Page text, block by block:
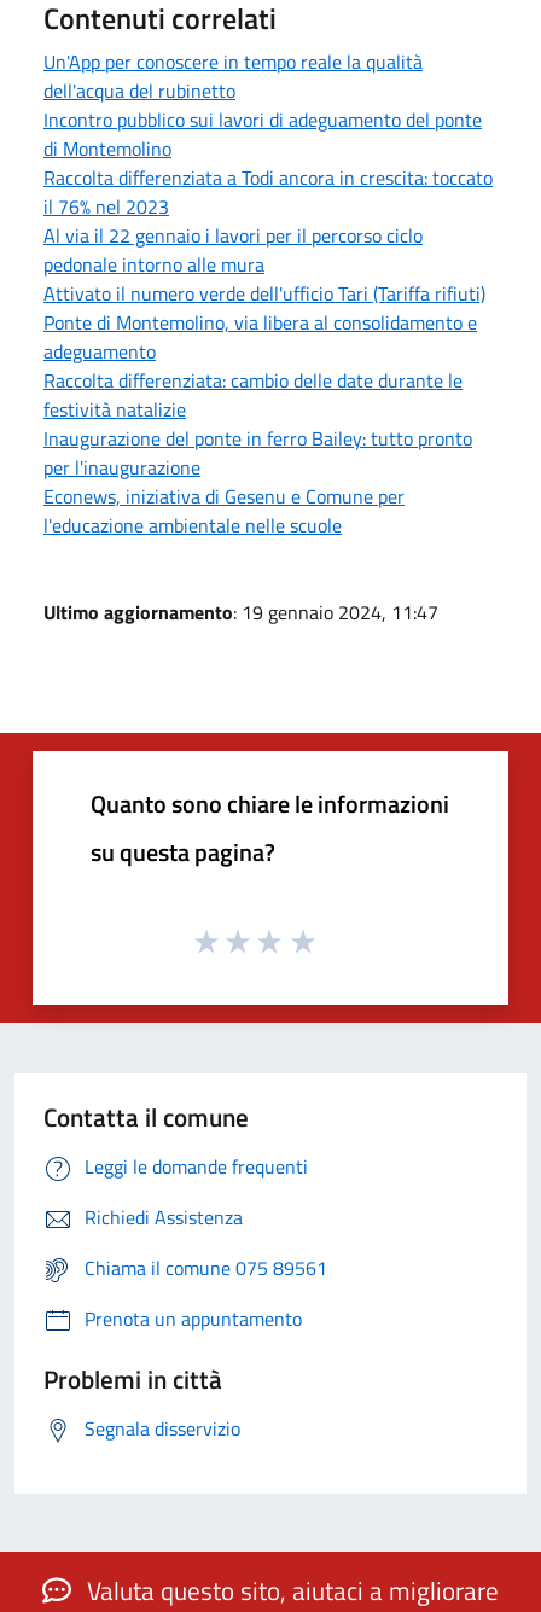
Contenuti correlati
Un'App per conoscere in tempo reale la qualità
dell'acqua del rubinetto
Incontro pubblico sui lavori di adeguamento del ponte
di Montemolino
Raccolta differenziata a Todi ancora in crescita: toccato
il 76% nel 2023
Al via il 22 gennaio i lavori per il percorso ciclo
pedonale intorno alle mura
Attivato il numero verde dell'ufficio Tari (Tariffa rifiuti)
Ponte di Montemolino, via libera al consolidamento e
adeguamento
Raccolta differenziata: cambio delle date durante le
festività natalizie
Inaugurazione del ponte in ferro Bailey: tutto pronto
per l'inaugurazione
Econews, iniziativa di Gesenu e Comune per
l'educazione ambientale nelle scuole
Ultimo aggiornamento: 19 gennaio 2024, 11:47
Quanto sono chiare le informazioni
su questa pagina?
Contatta il comune
Leggi le domande frequenti
Richiedi Assistenza
Chiama il comune 075 89561
Prenota un appuntamento
Problemi in città
Segnala disservizio
Valuta questo sito, aiutaci a migliorare